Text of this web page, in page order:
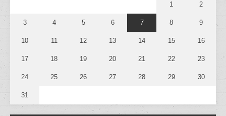
1 2
3 4 5 6 7 8 9
10 11 12 13 14 15 16
17 18 19 20 21 22 23
24 25 26 27 28 29 30
31